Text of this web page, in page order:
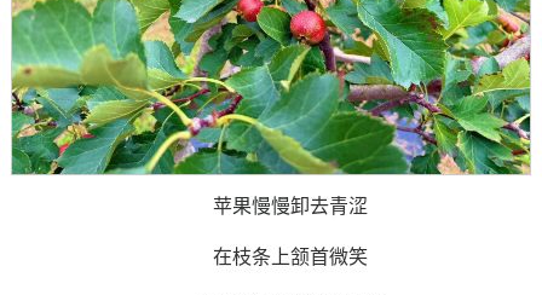
苹果慢慢卸去青涩
在枝条上颔首微笑